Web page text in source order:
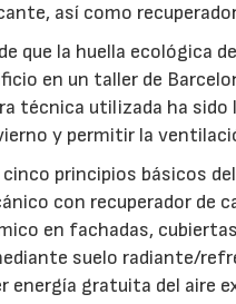
así como
que la huella ecológica
en un taller de
técnica utilizada ha sido
y permitir la
cinco principios básicos
con recuperador de
en fachadas,
suelo radiante/
energía gratuita del aire